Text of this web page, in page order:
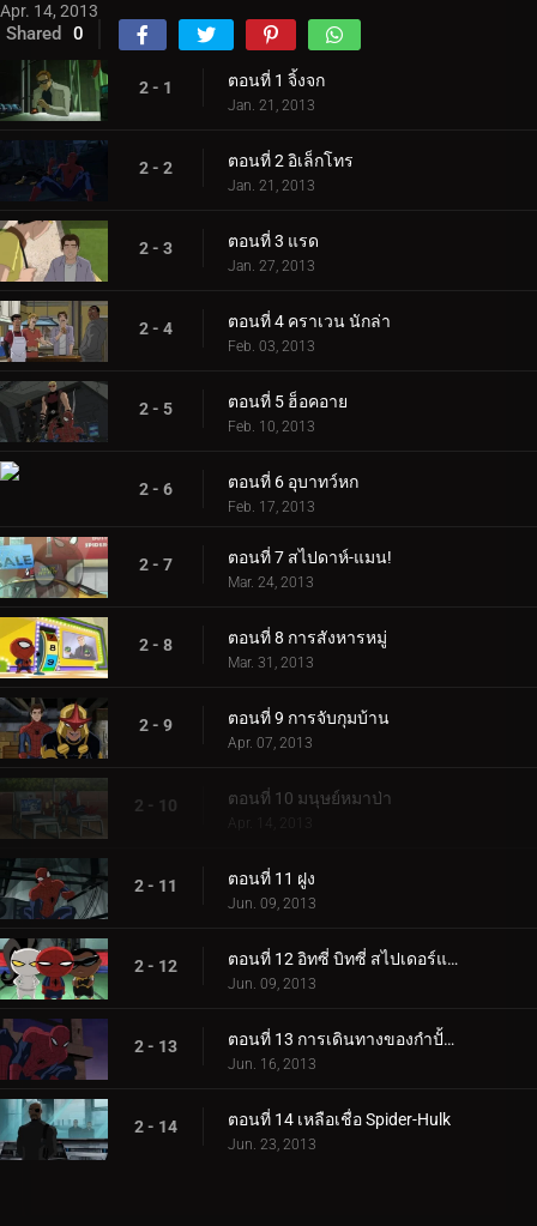
Apr. 14, 2013
Shared 0
2 - 1 ตอนที่ 1 จิ้งจก
Jan. 21, 2013
2 - 2 ตอนที่ 2 อิเล็กโทร
Jan. 21, 2013
2 - 3 ตอนที่ 3 แรด
Jan. 27, 2013
2 - 4 ตอนที่ 4 คราเวน นักล่า
Feb. 03, 2013
2 - 5 ตอนที่ 5 ฮ็อคอาย
Feb. 10, 2013
2 - 6 ตอนที่ 6 อุบาทว์หก
Feb. 17, 2013
2 - 7 ตอนที่ 7 สไปดาห์-แมน!
Mar. 24, 2013
2 - 8 ตอนที่ 8 การสังหารหมู่
Mar. 31, 2013
2 - 9 ตอนที่ 9 การจับกุมบ้าน
Apr. 07, 2013
2 - 10 ตอนที่ 10 มนุษย์หมาป่า
Apr. 14, 2013
2 - 11 ตอนที่ 11 ฝูง
Jun. 09, 2013
2 - 12 ตอนที่ 12 อิทซี่ บิทซี่ สไปเดอร์แมน
Jun. 09, 2013
2 - 13 ตอนที่ 13 การเดินทางของกำปั้นเหล็ก
Jun. 16, 2013
2 - 14 ตอนที่ 14 เหลือเชื่อ Spider-Hulk
Jun. 23, 2013